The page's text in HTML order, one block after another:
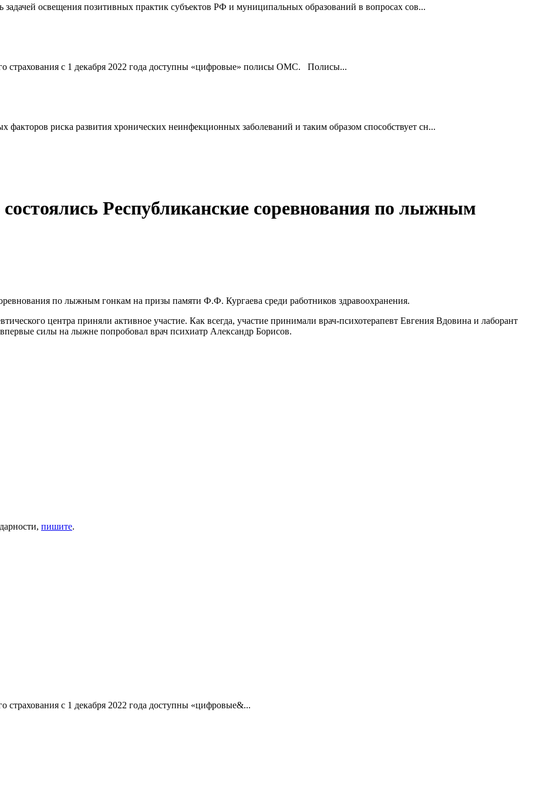
задачей освещения позитивных практик субъектов РФ и муниципальных образований в вопросах сов...
страхования с 1 декабря 2022 года доступны «цифровые» полисы ОМС. Полисы...
факторов риска развития хронических неинфекционных заболеваний и таким образом способствует сн...
Республиканские соревнования по лыжным
по лыжным гонкам на призы памяти Ф.Ф. Кургаева среди работников здравоохранения.
центра приняли активное участие. Как всегда, участие принимали врач-психотерапевт Евгения Вдовина и лаборант
силы на лыжне попробовал врач психиатр Александр Борисов.
пишите.
страхования с 1 декабря 2022 года доступны «цифровые&...